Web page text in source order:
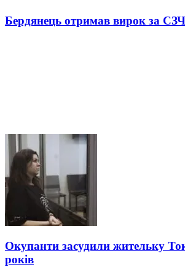
Бердянець отримав вирок за СЗЧ
Окупанти засудили жительку
років